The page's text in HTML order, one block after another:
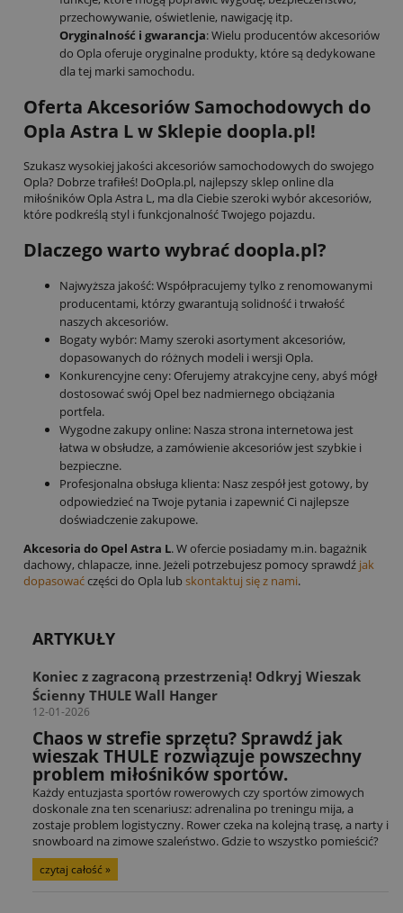
przechowywanie, oświetlenie, nawigację itp.
Oryginalność i gwarancja: Wielu producentów akcesoriów
do Opla oferuje oryginalne produkty, które są dedykowane
dla tej marki samochodu.
Oferta Akcesoriów Samochodowych do
Opla Astra L w Sklepie doopla.pl!
Szukasz wysokiej jakości akcesoriów samochodowych do swojego
Opla? Dobrze trafiłeś! DoOpla.pl, najlepszy sklep online dla
miłośników Opla Astra L, ma dla Ciebie szeroki wybór akcesoriów,
które podkreślą styl i funkcjonalność Twojego pojazdu.
Dlaczego warto wybrać doopla.pl?
Najwyższa jakość: Współpracujemy tylko z renomowanymi
producentami, którzy gwarantują solidność i trwałość
naszych akcesoriów.
Bogaty wybór: Mamy szeroki asortyment akcesoriów,
dopasowanych do różnych modeli i wersji Opla.
Konkurencyjne ceny: Oferujemy atrakcyjne ceny, abyś mógł
dostosować swój Opel bez nadmiernego obciążania
portfela.
Wygodne zakupy online: Nasza strona internetowa jest
łatwa w obsłudze, a zamówienie akcesoriów jest szybkie i
bezpieczne.
Profesjonalna obsługa klienta: Nasz zespół jest gotowy, by
odpowiedzieć na Twoje pytania i zapewnić Ci najlepsze
doświadczenie zakupowe.
Akcesoria do Opel Astra L. W ofercie posiadamy m.in. bagażnik
dachowy, chlapacze, inne. Jeżeli potrzebujesz pomocy sprawdź jak
dopasowaćczęści do Opla lubskontaktuj się z nami.
ARTYKUŁY
Koniec z zagraconą przestrzenią! Odkryj Wieszak
Ścienny THULE Wall Hanger
12-01-2026
Chaos w strefie sprzętu? Sprawdź jak
wieszak THULE rozwiązuje powszechny
problem miłośników sportów.
Każdy entuzjasta sportów rowerowych czy sportów zimowych
doskonale zna ten scenariusz: adrenalina po treningu mija, a
zostaje problem logistyczny. Rower czeka na kolejną trasę, a narty i
snowboard na zimowe szaleństwo. Gdzie to wszystko pomieścić?
czytaj całość »